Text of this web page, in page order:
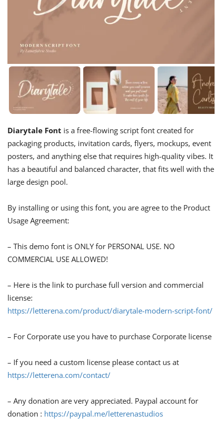
Diarytale Font is a free-flowing script font created for
packaging products, invitation cards, flyers, mockups, event
posters, and anything else that requires high-quality vibes. It
has a beautiful and balanced character, that fits well with the
large design pool.
By installing or using this font, you are agree to the Product
Usage Agreement:
– This demo font is ONLY for PERSONAL USE. NO
COMMERCIAL USE ALLOWED!
– Here is the link to purchase full version and commercial
license:
https://letterena.com/product/diarytale-modern-script-font/
– For Corporate use you have to purchase Corporate license
– If you need a custom license please contact us at
https://letterena.com/contact/
– Any donation are very appreciated. Paypal account for
donation : https://paypal.me/letterenastudios